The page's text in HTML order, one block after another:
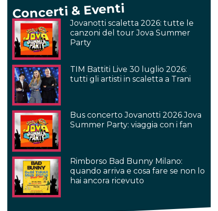
Concerti & Eventi
Jovanotti scaletta 2026: tutte le
canzoni del tour Jova Summer
Party
TIM Battiti Live 30 luglio 2026:
tutti gli artisti in scaletta a Trani
Bus concerto Jovanotti 2026 Jova
Summer Party: viaggia con i fan
Rimborso Bad Bunny Milano:
quando arriva e cosa fare se non lo
hai ancora ricevuto